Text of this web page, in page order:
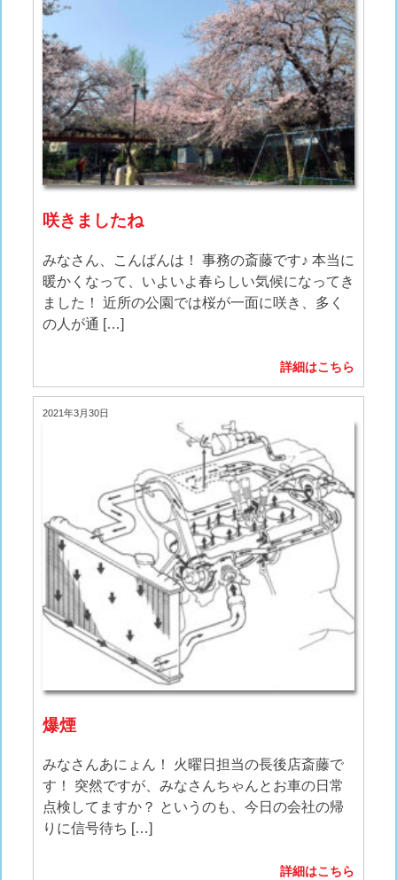
咲きましたね
みなさん、こんばんは！ 事務の斎藤です♪ 本当に
暖かくなって、いよいよ春らしい気候になってき
ました！ 近所の公園では桜が一面に咲き、多く
の人が通 […]
詳細はこちら
2021年3月30日
爆煙
みなさんあにょん！ 火曜日担当の長後店斎藤で
す！ 突然ですが、みなさんちゃんとお車の日常
点検してますか？ というのも、今日の会社の帰
りに信号待ち […]
詳細はこちら